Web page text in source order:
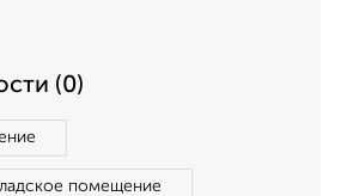
(0)
помещение